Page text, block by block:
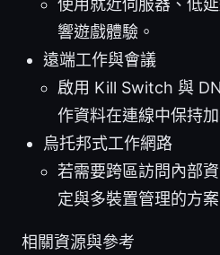
使用就近伺服器、低
響遊戲體驗。
遠端工作與會議
啟用 Kill Switch 與
作資料在連線中保持加
烏托邦式工作網路
若需要跨區訪問內部
定與多裝置管理的方案
相關資源與參考